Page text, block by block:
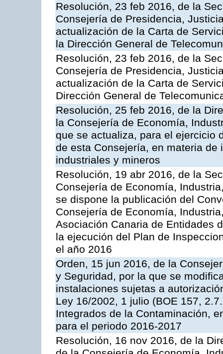
Resolución, 23 feb 2016, de la
Consejería de Presidencia,
actualización de la Carta de
la Dirección General de
Resolución, 23 feb 2016, de la
Consejería de Presidencia,
actualización de la Carta de
Dirección General de
Resolución, 25 feb 2016, de la
la Consejería de Economía,
que se actualiza, para el ejercicio
de esta Consejería, en materia
industriales y mineros
Resolución, 19 abr 2016, de la
Consejería de Economía,
se dispone la publicación del
Consejería de Economía,
Asociación Canaria de Entidades
la ejecución del Plan de
el año 2016
Orden, 15 jun 2016, de la
y Seguridad, por la que se
instalaciones sujetas a
Ley 16/2002, 1 julio (BOE 157,
Integrados de la Contaminación,
para el periodo 2016-2017
Resolución, 16 nov 2016, de la